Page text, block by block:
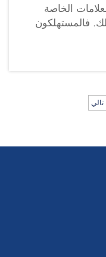
الخاصة
فالمستهلكون
أو مدارسهم أو
شركات مثل
تالي